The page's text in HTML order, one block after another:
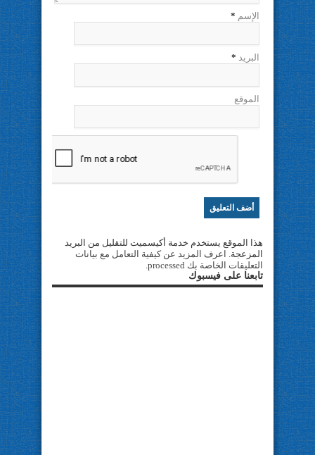
الإسم *
البريد *
الموقع
هذا الموقع يستخدم خدمة أكيسميت للتقليل من البريد
المزعجة. اعرف المزيد عن كيفية التعامل مع بيانات
التعليقات الخاصة بك processed
.
تابعنا على فيسبوك